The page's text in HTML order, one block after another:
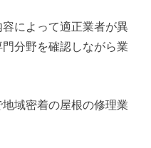
によって適正業者が異
分野を確認しながら業
域密着の屋根の修理業